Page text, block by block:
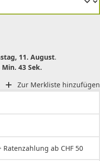
11. August.
Min. 43 Sek.
Zur Merkliste hinzufügen
ab CHF 50